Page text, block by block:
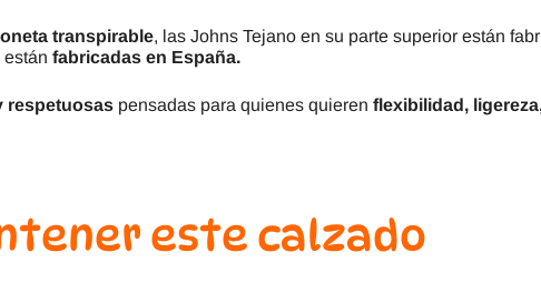
transpirable, las Johns Tejano en su parte superior están
fabricadas en España.
respetuosas pensadas para quienes quieren flexibilidad,
este calzado